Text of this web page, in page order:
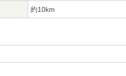
約10km